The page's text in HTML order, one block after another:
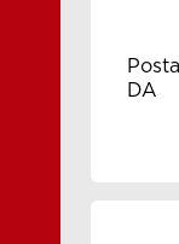
DA